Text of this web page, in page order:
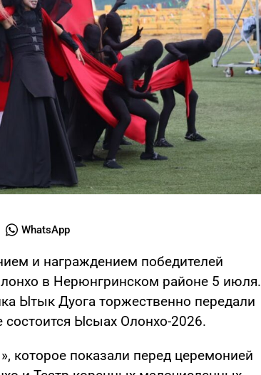
WhatsApp
и награждением победителей
в Нерюнгринском районе 5 июля.
Ытык Дуога торжественно передали
состоится Ысыах Олонхо-2026.
которое показали перед церемонией